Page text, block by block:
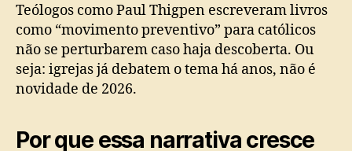
Teólogos como Paul Thigpen escreveram livros
como “movimento preventivo” para católicos
não se perturbarem caso haja descoberta. Ou
seja: igrejas já debatem o tema há anos, não é
novidade de 2026.
Por que essa narrativa cresce